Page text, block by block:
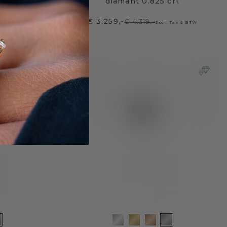
€ 3.259,-€ 4.319,-Excl. Tax & BTW